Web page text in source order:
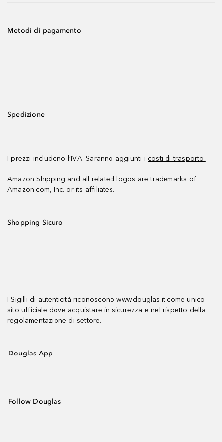
Metodi di pagamento
Spedizione
I prezzi includono l’IVA. Saranno aggiunti i costi di trasporto.
Amazon Shipping and all related logos are trademarks of
Amazon.com, Inc. or its affiliates.
Shopping Sicuro
I Sigilli di autenticità riconoscono www.douglas.it come unico
sito ufficiale dove acquistare in sicurezza e nel rispetto della
regolamentazione di settore.
Douglas App
Follow Douglas